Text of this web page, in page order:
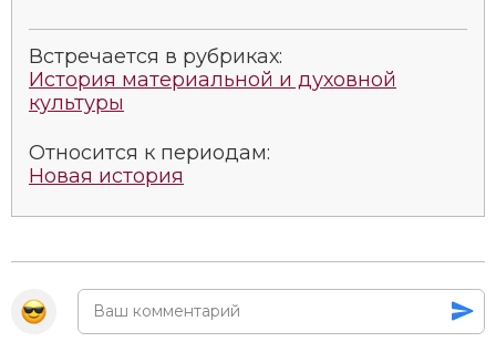
Встречается в рубриках:
История материальной и духовной
культуры
Относится к периодам:
Новая история